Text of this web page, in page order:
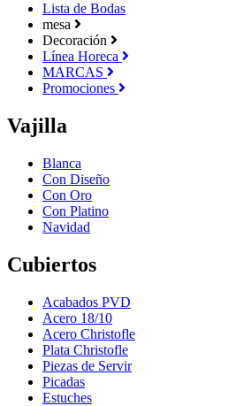
Lista de Bodas
mesa
Decoración
Línea Horeca
MARCAS
Promociones
Vajilla
Blanca
Con Diseño
Con Oro
Con Platino
Navidad
Cubiertos
Acabados PVD
Acero 18/10
Acero Christofle
Plata Christofle
Piezas de Servir
Picadas
Estuches